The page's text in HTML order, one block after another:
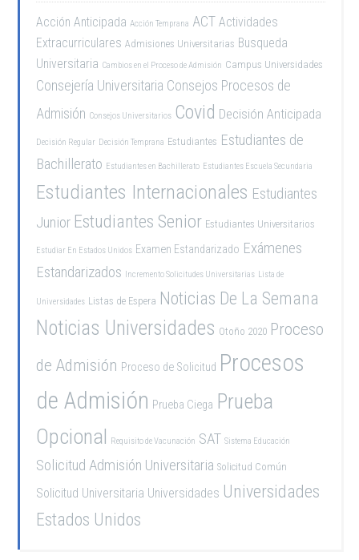
Acción Anticipada Acción Temprana ACT Actividades
Extracurriculares Admisiones Universitarias Busqueda
Universitaria Cambios en el Proceso de Admisión Campus Universidades
Consejería Universitaria Consejos Procesos de
Admisión Consejos Universitarios Covid Decisión Anticipada
Decisión Regular Decisión Temprana Estudiantes Estudiantes de
Bachillerato Estudiantes en Bachillerato Estudiantes Escuela Secundaria
Estudiantes Internacionales Estudiantes
Junior Estudiantes Senior Estudiantes Universitarios
Estudiar En Estados Unidos Examen Estandarizado Exámenes
Estandarizados Incremento Solicitudes Universitarias Lista de
Universidades Listas de Espera Noticias De La Semana
Noticias Universidades Otoño 2020 Proceso
de Admisión Proceso de Solicitud Procesos
de Admisión Prueba Ciega Prueba
Opcional Requisito de Vacunación SAT Sistema Educación
Solicitud Admisión Universitaria Solicitud Común
Solicitud Universitaria Universidades Universidades
Estados Unidos